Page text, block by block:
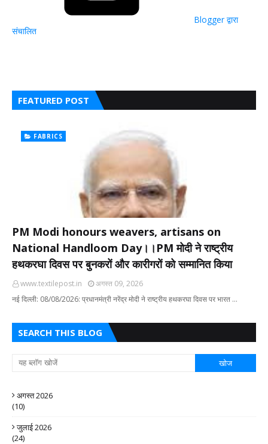
Blogger द्वारा
संचालित
FEATURED POST
FABRICS
PM Modi honours weavers, artisans on
National Handloom Day।।PM मोदी ने राष्ट्रीय
हथकरघा दिवस पर बुनकरों और कारीगरों को सम्मानित किया
www.textilepost.in
अगस्त 09, 2026
नई दिल्ली: 08/08/2026: प्रधानमंत्री नरेंद्र मोदी ने राष्ट्रीय हथकरघा दिवस पर भारत …
SEARCH THIS BLOG
अगस्त 2026
(10)
जुलाई 2026
(24)